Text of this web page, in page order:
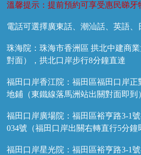
溫馨提示：提前預約可享受惠民睇牙
電話可選擇廣東話、潮汕話、英語
珠海院：珠海市香洲區 拱北中建商
對面），拱北口岸步行8分鐘直達
福田口岸香江院：福田區福田口岸正
地鋪（東鐵線落馬洲站出關對面即到
福田口岸廣場院：福田區裕亨路3-1
034號（福田口岸出關右轉直行5分鐘
福田口岸星光院：福田區裕亨路3-1